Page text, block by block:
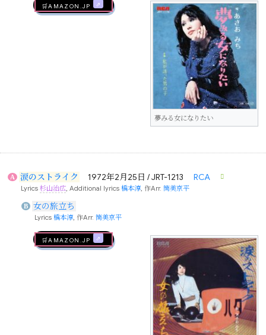
夢みる女になりたい
🛒AMAZON.jp
A 涙のストライク 1972年2月25日 / JRT-1213 RCA
Lyrics杉山治広, Additional lyrics橋本淳, 作Arr.筒美京平
B 女の旅立ち
Lyrics 橋本淳, 作Arr. 筒美京平
🛒AMAZON.jp